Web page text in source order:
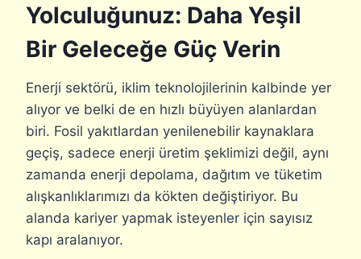
Yolculuğunuz: Daha Yeşil
Bir Geleceğe Güç Verin
Enerji sektörü, iklim teknolojilerinin kalbinde yer
alıyor ve belki de en hızlı büyüyen alanlardan
biri. Fosil yakıtlardan yenilenebilir kaynaklara
geçiş, sadece enerji üretim şeklimizi değil, aynı
zamanda enerji depolama, dağıtım ve tüketim
alışkanlıklarımızı da kökten değiştiriyor. Bu
alanda kariyer yapmak isteyenler için sayısız
kapı aralanıyor.